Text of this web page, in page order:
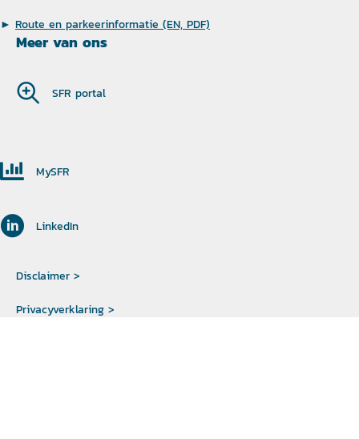
► Route en parkeerinformatie (EN, PDF)
Meer van ons
SFR portal
MySFR
LinkedIn
Disclaimer >
Privacyverklaring >